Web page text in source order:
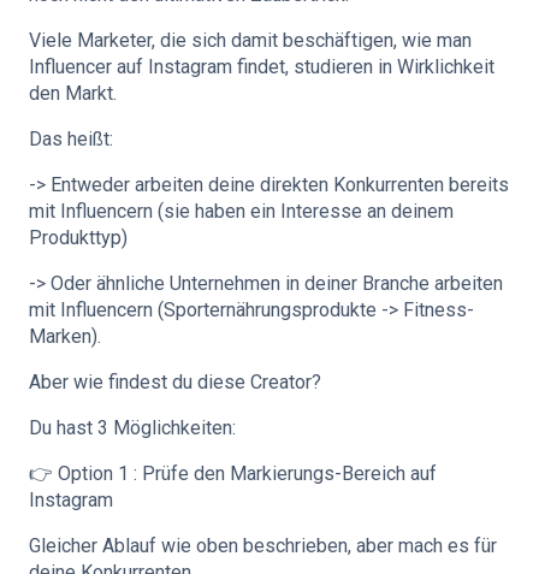
Viele Marketer, die sich damit beschäftigen, wie man
Influencer auf Instagram findet, studieren in Wirklichkeit
den Markt.
Das heißt:
-> Entweder arbeiten deine direkten Konkurrenten bereits
mit Influencern (sie haben ein Interesse an deinem
Produkttyp)
-> Oder ähnliche Unternehmen in deiner Branche arbeiten
mit Influencern (Sporternährungsprodukte -> Fitness-
Marken).
Aber wie findest du diese Creator?
Du hast 3 Möglichkeiten:
👉 Option 1 : Prüfe den Markierungs-Bereich auf
Instagram
Gleicher Ablauf wie oben beschrieben, aber mach es für